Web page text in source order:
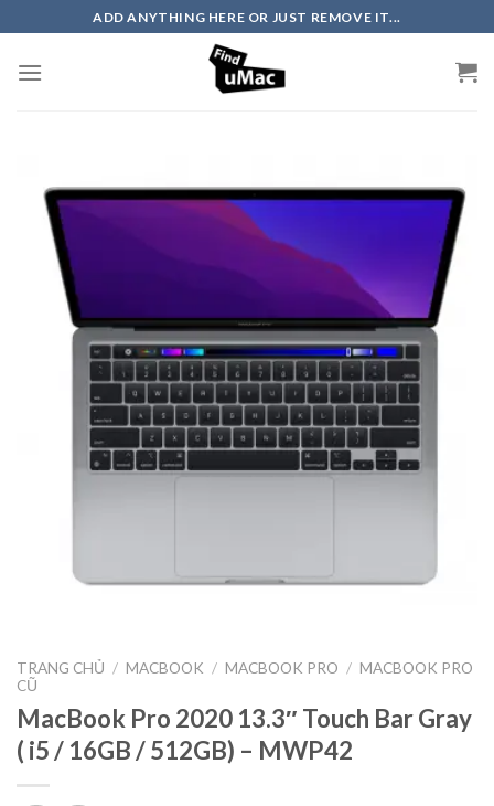
to
content
ADD ANYTHING HERE OR JUST REMOVE IT...
TRANG CHỦ / MACBOOK / MACBOOK PRO / MACBOOK PRO
CŨ
MacBook Pro 2020 13.3″ Touch Bar Gray
( i5 / 16GB / 512GB) – MWP42